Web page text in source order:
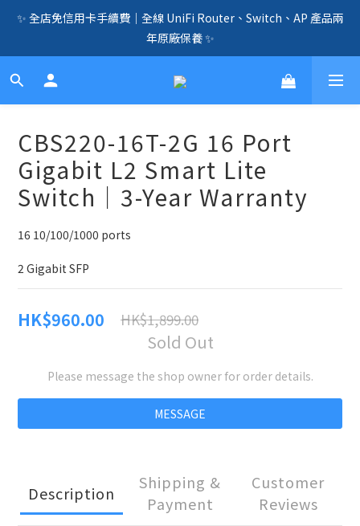
🛍️  全店免信用卡手續費、購物滿 HK$1000，即享免運優惠！
（SSD、HDD、UPS 除外）🛍️
✨ 全店免信用卡手續費｜全線 UniFi Router、Switch、AP 產品兩
年原廠保養 ✨
☎️ 全店免信用卡手續費｜提供客製化中、小、大型企業網絡、儲
（SSD、HDD、UPS 除外）🛍️
CBS220-16T-2G 16 Port
Gigabit L2 Smart Lite
Switch｜3-Year Warranty
16 10/100/1000 ports
2 Gigabit SFP
HK$960.00 HK$1,899.00
Sold Out
Please message the shop owner for order details.
MESSAGE
Description
Shipping &
Payment
Customer
Reviews